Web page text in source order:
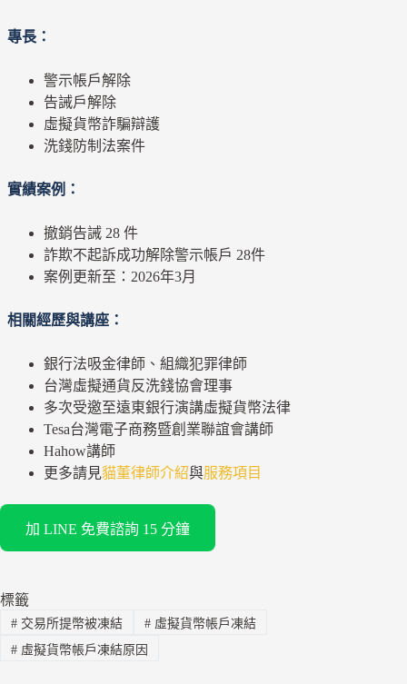
專長：
警示帳戶解除
告誡戶解除
虛擬貨幣詐騙辯護
洗錢防制法案件
實績案例：
撤銷告誡 28 件
詐欺不起訴成功解除警示帳戶 28件
案例更新至：2026年3月
相關經歷與講座：
銀行法吸金律師、組織犯罪律師
台灣虛擬通貨反洗錢協會理事
多次受邀至遠東銀行演講虛擬貨幣法律
Tesa台灣電子商務暨創業聯誼會講師
Hahow講師
更多請見貓董律師介紹與服務項目
加 LINE 免費諮詢 15 分鐘
標籤
#交易所提幣被凍結 #虛擬貨幣帳戶凍結
#虛擬貨幣帳戶凍結原因